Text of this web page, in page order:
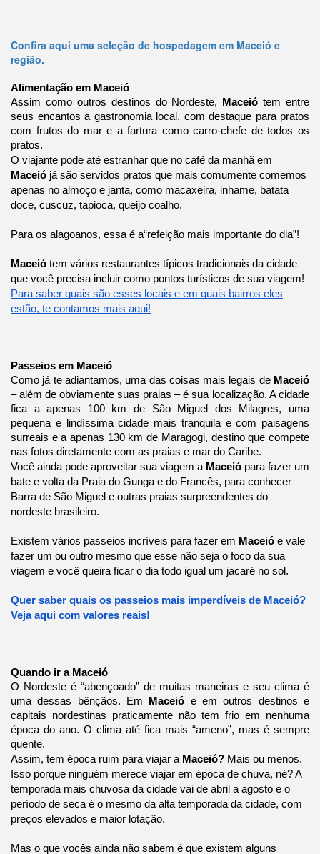
Confira aqui uma seleção de hospedagem em Maceió e
região.
Alimentação em Maceió
Assim como outros destinos do Nordeste,
Maceiótem entre
seus encantos a gastronomia local, com destaque para pratos
com frutos do mar e a fartura como carro-chefe de todos os
pratos.
O viajante pode até estranhar que no café da manhã em
Maceió já são servidos pratos que mais comumente comemos
apenas no almoço e janta, como macaxeira, inhame, batata
doce, cuscuz, tapioca, queijo coalho.
Para os alagoanos, essa é a“refeição mais importante do dia”!
Maceió tem vários restaurantes típicos tradicionais da cidade
que você precisa incluir como pontos turísticos de sua viagem!
Para saber quais são esses locais e em quais bairros eles
estão, te contamos mais aqui!
Passeios em Maceió
Como já te adiantamos, uma das coisas mais legais de Maceió
– além de obviamente suas praias – é sua localização. A cidade
fica a apenas 100 km de São Miguel dos Milagres, uma
pequena e lindíssima cidade mais tranquila e com paisagens
surreais e a apenas 130 km de Maragogi, destino que compete
nas fotos diretamente com as praias e mar do Caribe.
Você ainda pode aproveitar sua viagem a Maceió para fazer um
bate e volta da Praia do Gunga e do Francês, para conhecer
Barra de São Miguel e outras praias surpreendentes do
nordeste brasileiro.
Existem vários passeios incríveis para fazer em Maceió e vale
fazer um ou outro mesmo que esse não seja o foco da sua
viagem e você queira ficar o dia todo igual um jacaré no sol.
Quer saber quais os passeios mais imperdíveis de Maceió?
Veja aqui com valores reais!
Quando ir a Maceió
O Nordeste é “abençoado” de muitas maneiras e seu clima é
uma dessas bênçãos. Em
Maceió e em outros destinos e
capitais nordestinas praticamente não tem frio em nenhuma
época do ano. O clima até fica mais “ameno”, mas é sempre
quente.
Assim, tem época ruim para viajar a Maceió? Mais ou menos.
Isso porque ninguém merece viajar em época de chuva, né? A
temporada mais chuvosa da cidade vai de abril a agosto e o
período de seca é o mesmo da alta temporada da cidade, com
preços elevados e maior lotação.
Mas o que vocês ainda não sabem é que existem alguns